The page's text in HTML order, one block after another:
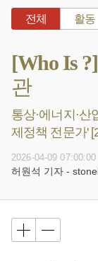
전체 활동
[Who Is
관
통상·에너지·
제정책 전문가'
2026-04-09 07:00:00
허원석 기자 -